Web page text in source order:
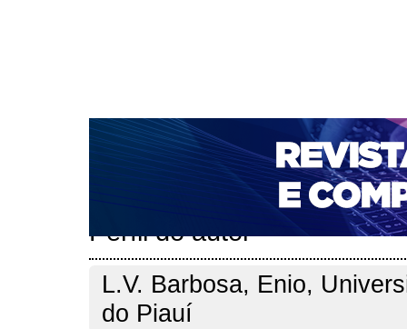
CAPA SOBRE ACESSO CADASTRO
NOTÍCIAS
PORTAL DE REVISTAS DA UNIFACS
PARA AVALIADORES
NOVA SUBMISSÃO
Perfil do autor
L.V. Barbosa, Enio,
do Piauí